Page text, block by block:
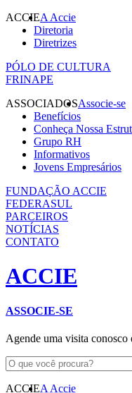
ACCIEA Accie
Diretoria
Diretrizes
PÓLO DE CULTURA
FRINAPE
ASSOCIADOSAssocie-se
Benefícios
Conheça Nossa
Grupo RH
Informativos
Jovens Empresários
FUNDAÇÃO ACCIE
FEDERASUL
PARCEIROS
NOTÍCIAS
CONTATO
ACCIE
ASSOCIE-SE
Agende uma visita
ACCIEA Accie